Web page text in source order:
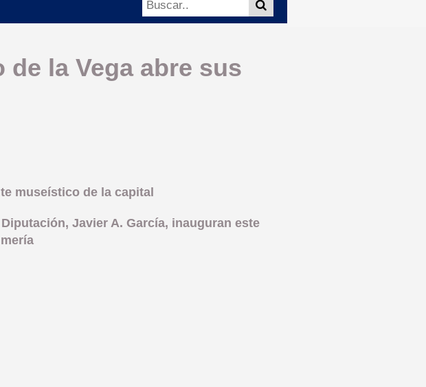
de la Vega abre sus
museístico de la capital
Javier A. García, inauguran este